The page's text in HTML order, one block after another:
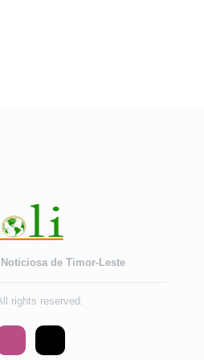
de Timor-Leste
rights reserved.